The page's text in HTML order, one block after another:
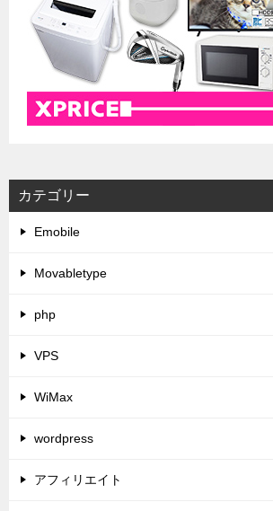
カテゴリー
Emobile
Movabletype
php
VPS
WiMax
wordpress
アフィリエイト